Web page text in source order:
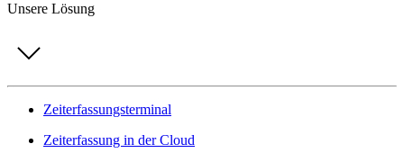
Unsere Lösung
Zeiterfassungsterminal
Zeiterfassung in der Cloud